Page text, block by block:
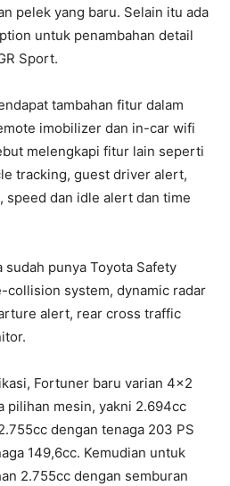
pelek yang baru. Selain itu ada
untuk penambahan detail
Sport.
tambahan fitur dalam
imobilizer dan in-car wifi
melengkapi fitur lain seperti
tracking, guest driver alert,
dan idle alert dan time
punya Toyota Safety
collision system, dynamic radar
alert, rear cross traffic
Fortuner baru varian 4×2
pilihan mesin, yakni 2.694cc
dengan tenaga 203 PS
149,6cc. Kemudian untuk
2.755cc dengan semburan